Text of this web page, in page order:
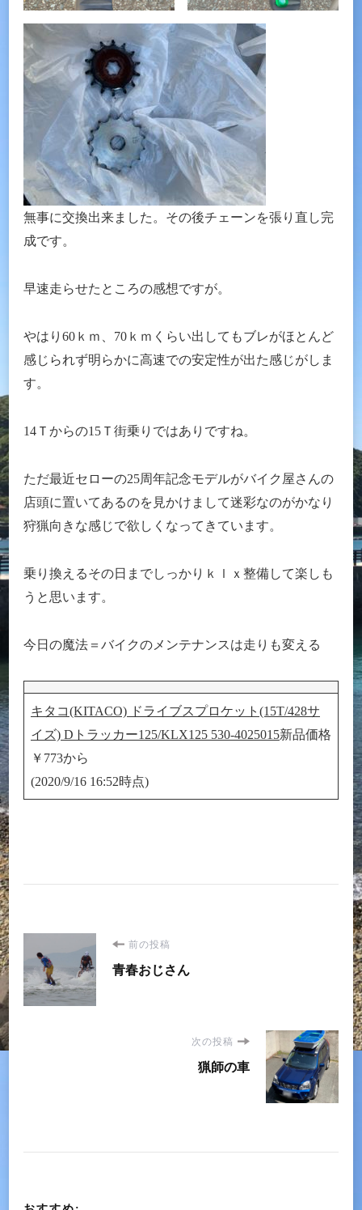
無事に交換出来ました。その後チェーンを張り直し完
成です。
早速走らせたところの感想ですが。
やはり60ｋｍ、70ｋｍくらい出してもブレがほとんど
感じられず明らかに高速での安定性が出た感じがしま
す。
14Ｔからの15Ｔ街乗りではありですね。
ただ最近セローの25周年記念モデルがバイク屋さんの
店頭に置いてあるのを見かけまして迷彩なのがかなり
狩猟向きな感じで欲しくなってきています。
乗り換えるその日までしっかりｋｌｘ整備して楽しも
うと思います。
今日の魔法＝バイクのメンテナンスは走りも変える
キタコ(KITACO) ドライブスプロケット(15T/428サ
イズ) Dトラッカー125/KLX125 530-4025015新品価格
￥773から
(2020/9/16 16:52時点)
投
稿
ー
前の投稿
青春おじさん
次の投稿
猟師の車